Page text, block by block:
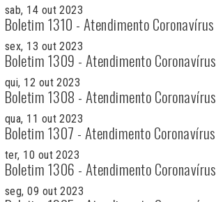
sab, 14 out 2023
Boletim 1310 - Atendimento Coronavírus
sex, 13 out 2023
Boletim 1309 - Atendimento Coronavírus
qui, 12 out 2023
Boletim 1308 - Atendimento Coronavírus
qua, 11 out 2023
Boletim 1307 - Atendimento Coronavírus
ter, 10 out 2023
Boletim 1306 - Atendimento Coronavírus
seg, 09 out 2023